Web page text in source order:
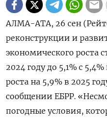
АЛМА-АТА, 26 сен
реконструкции и
экономического роста
2024 году до 5,1% с
роста на 5,9% в 2025
сообщении ЕБРР.
погодные условия,